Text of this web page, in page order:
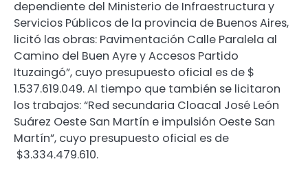
dependiente del Ministerio de Infraestructura y
Servicios Públicos de la provincia de Buenos Aires,
licitó las obras: Pavimentación Calle Paralela al
Camino del Buen Ayre y Accesos Partido
Ituzaingó”, cuyo presupuesto oficial es de $
1.537.619.049. Al tiempo que también se licitaron
los trabajos: “Red secundaria Cloacal José León
Suárez Oeste San Martín e impulsión Oeste San
Martín”, cuyo presupuesto oficial es de
$3.334.479.610.